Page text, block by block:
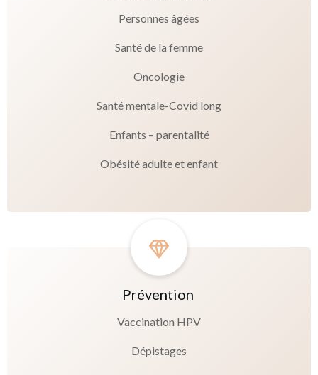
Personnes âgées
Santé de la femme
Oncologie
Santé mentale-Covid long
Enfants – parentalité
Obésité adulte et enfant
Prévention
Vaccination HPV
Dépistages